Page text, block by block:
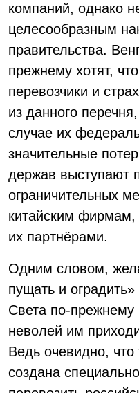
компаний, однако
целесообразным
правительства.
прежнему хотят,
перевозчики и
из данного
случае их
значительные
держав выступают
ограничительных
китайским фирмам,
их партнёрами.
Одним словом,
пущать и
Света по-
неволей им
Ведь очевидно,
создана